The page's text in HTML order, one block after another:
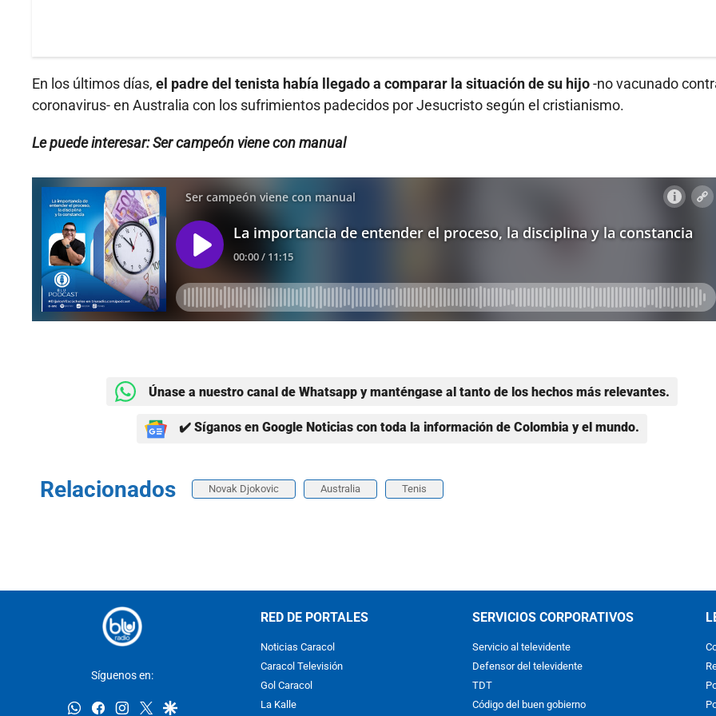
En los últimos días, el padre del tenista había llegado a comparar la situación de su hijo-no vacunado
coronavirus- en Australia con los sufrimientos padecidos por Jesucristo según el cristianismo.
Le puede interesar: Ser campeón viene con manual
Únase a nuestro canal de Whatsapp y manténgase al tanto de los hechos más relevantes.
✔️ Síganos en Google Noticias con toda la información de Colombia y el mundo.
Relacionados Novak Djokovic Australia Tenis
Síguenos en:
whatsappfacebookinstagram
twittergoogle
RED DE PORTALES
Noticias Caracol
Caracol Televisión
Gol Caracol
La Kalle
SERVICIOS CORPORATIVOS
Servicio al televidente
Defensor del televidente
TDT
Código del buen gobierno